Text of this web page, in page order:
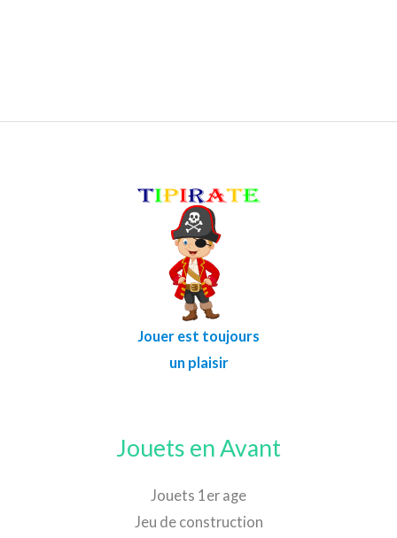
Jouer est toujours
un plaisir
Jouets en Avant
Jouets 1er age
Jeu de construction